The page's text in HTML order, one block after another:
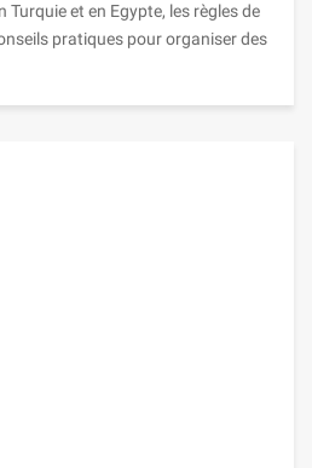
et en Egypte, les règles de
pratiques pour organiser des